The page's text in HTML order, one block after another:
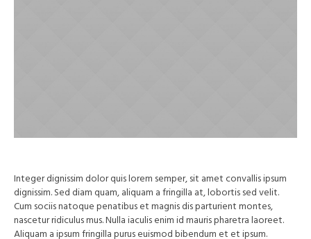
Integer dignissim dolor quis lorem semper, sit amet convallis ipsum
dignissim. Sed diam quam, aliquam a fringilla at, lobortis sed velit.
Cum sociis natoque penatibus et magnis dis parturient montes,
nascetur ridiculus mus. Nulla iaculis enim id mauris pharetra laoreet.
Aliquam a ipsum fringilla purus euismod bibendum et et ipsum.